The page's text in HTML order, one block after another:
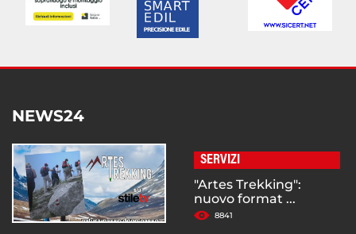
NEWS24
SERVIZI
"Artes Trekking":
nuovo format ...
8841